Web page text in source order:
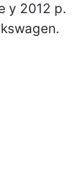
у 2012 р.